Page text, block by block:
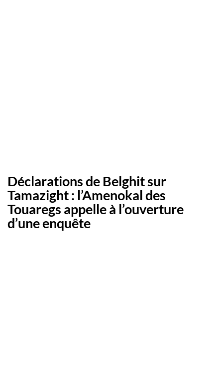
Déclarations de Belghit sur
Tamazight : l’Amenokal des
Touaregs appelle à l’ouverture
d’une enquête